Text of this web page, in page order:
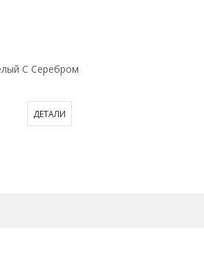
С Серебром
ДЕТАЛИ